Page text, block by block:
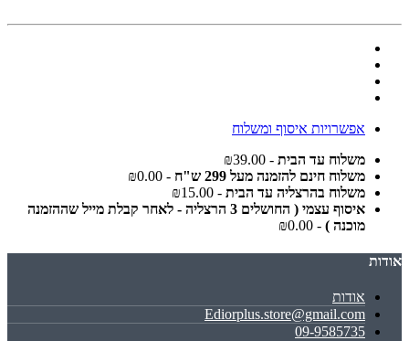
אפשרויות איסוף ומשלוח
משלוח עד הבית - ₪39.00
משלוח חינם להזמנה מעל 299 ש"ח
- ₪0.00
משלוח בהרצליה עד הבית - ₪15.00
איסוף עצמי ( החושלים 3 הרצליה - לאחר קבלת מייל שההזמנה
מוכנה ) - ₪0.00
אודות
אודות
Ediorplus.store@gmail.com
09-9585735